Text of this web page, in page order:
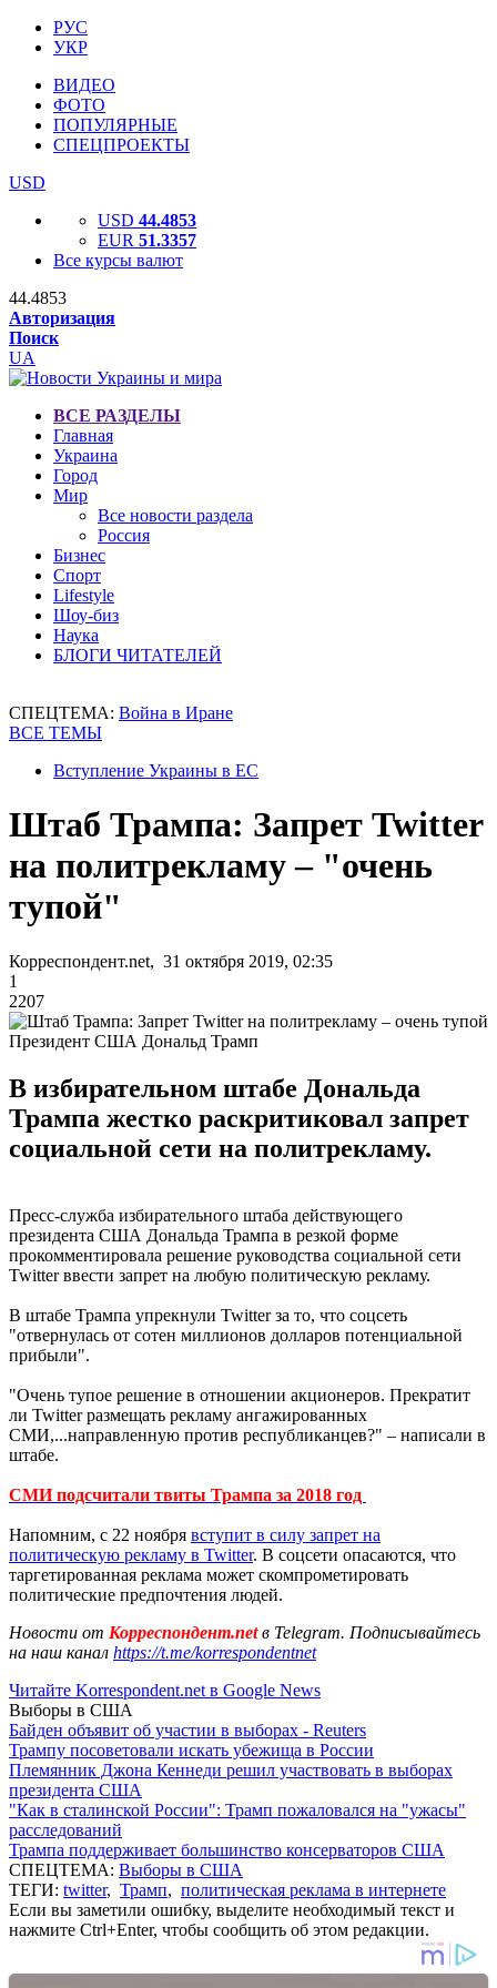
РУС
УКР
ВИДЕО
ФОТО
ПОПУЛЯРНЫЕ
СПЕЦПРОЕКТЫ
USD
USD 44.4853
EUR 51.3357
Все курсы валют
44.4853
Авторизация
Поиск
UA
ВСЕ РАЗДЕЛЫ
Главная
Украина
Город
Мир
Все новости раздела
Россия
Бизнес
Спорт
Lifestyle
Шоу-биз
Наука
БЛОГИ ЧИТАТЕЛЕЙ
СПЕЦТЕМА: Война в Иране
ВСЕ ТЕМЫ
Вступление Украины в ЕС
Штаб Трампа: Запрет Twitter
на политрекламу – "очень
тупой"
Корреспондент.net, 31 октября 2019, 02:35
1
2207
Президент США Дональд Трамп
В избирательном штабе Дональда
Трампа жестко раскритиковал запрет
социальной сети на политрекламу.
Пресс-служба избирательного штаба действующего
президента США Дональда Трампа в резкой форме
прокомментировала решение руководства социальной сети
Twitter ввести запрет на любую политическую рекламу.
В штабе Трампа упрекнули Twitter за то, что соцсеть
"отвернулась от сотен миллионов долларов потенциальной
прибыли".
"Очень тупое решение в отношении акционеров. Прекратит
ли Twitter размещать рекламу ангажированных
СМИ,...направленную против республиканцев?" – написали в
штабе.
СМИ подсчитали твиты Трампа за 2018 год
Напомним, с 22 ноября вступит в силу запрет на
политическую рекламу в Twitter. В соцсети опасаются, что
таргетированная реклама может скомпрометировать
политические предпочтения людей.
Новости от Корреспондент.netв Telegram. Подписывайтесь
на наш канал https://t.me/korrespondentnet
Читайте Korrespondent.net в Google News
Выборы в США
Байден объявит об участии в выборах - Reuters
Трампу посоветовали искать убежища в России
Племянник Джона Кеннеди решил участвовать в выборах
президента США
"Как в сталинской России": Трамп пожаловался на "ужасы"
расследований
Трампа поддерживает большинство консерваторов США
СПЕЦТЕМА: Выборы в США
ТЕГИ: twitter, Трамп, политическая реклама в интернете
Если вы заметили ошибку, выделите необходимый текст и
нажмите Ctrl+Enter, чтобы сообщить об этом редакции.